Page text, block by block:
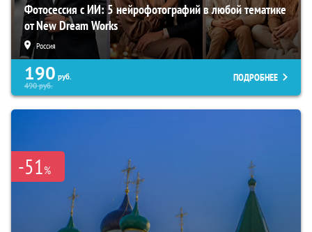
Фотосессия с ИИ: 5 нейрофотографий в любой тематике
от New Dream Works
Россия
190 руб.
490руб.
ПОДРОБНЕЕ
-51%